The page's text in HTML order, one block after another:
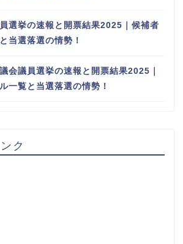
選挙の速報と開票結果2025｜候補者
当選落選の情勢！
会議員選挙の速報と開票結果2025｜
一覧と当選落選の情勢！
ク